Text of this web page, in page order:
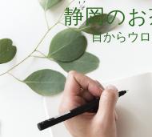
テ
ン
ツ
キ
静岡の
目からウ